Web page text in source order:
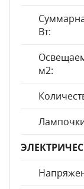
Вт:
м2: